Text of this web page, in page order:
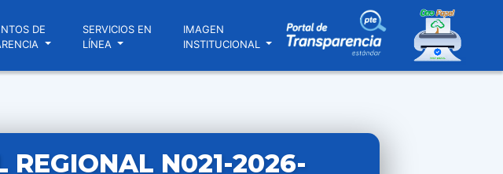
DE
SERVICIOS EN
LÍNEA
IMAGEN
INSTITUCIONAL
REGIONAL N021-2026-